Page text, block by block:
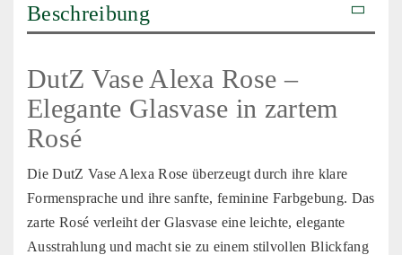
Beschreibung
DutZ Vase Alexa Rose –
Elegante Glasvase in zartem
Rosé
Die DutZ Vase Alexa Rose überzeugt durch ihre klare
Formensprache und ihre sanfte, feminine Farbgebung. Das
zarte Rosé verleiht der Glasvase eine leichte, elegante
Ausstrahlung und macht sie zu einem stilvollen Blickfang